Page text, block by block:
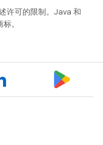
许可的限制。Java 和
。